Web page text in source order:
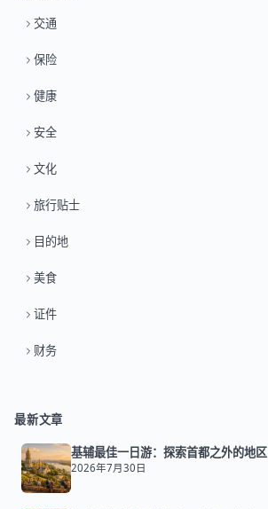
交通
保险
健康
安全
文化
旅行贴士
目的地
美食
证件
财务
最新文章
基辅最佳一日游：探索首都之外的地区
2026年7月30日